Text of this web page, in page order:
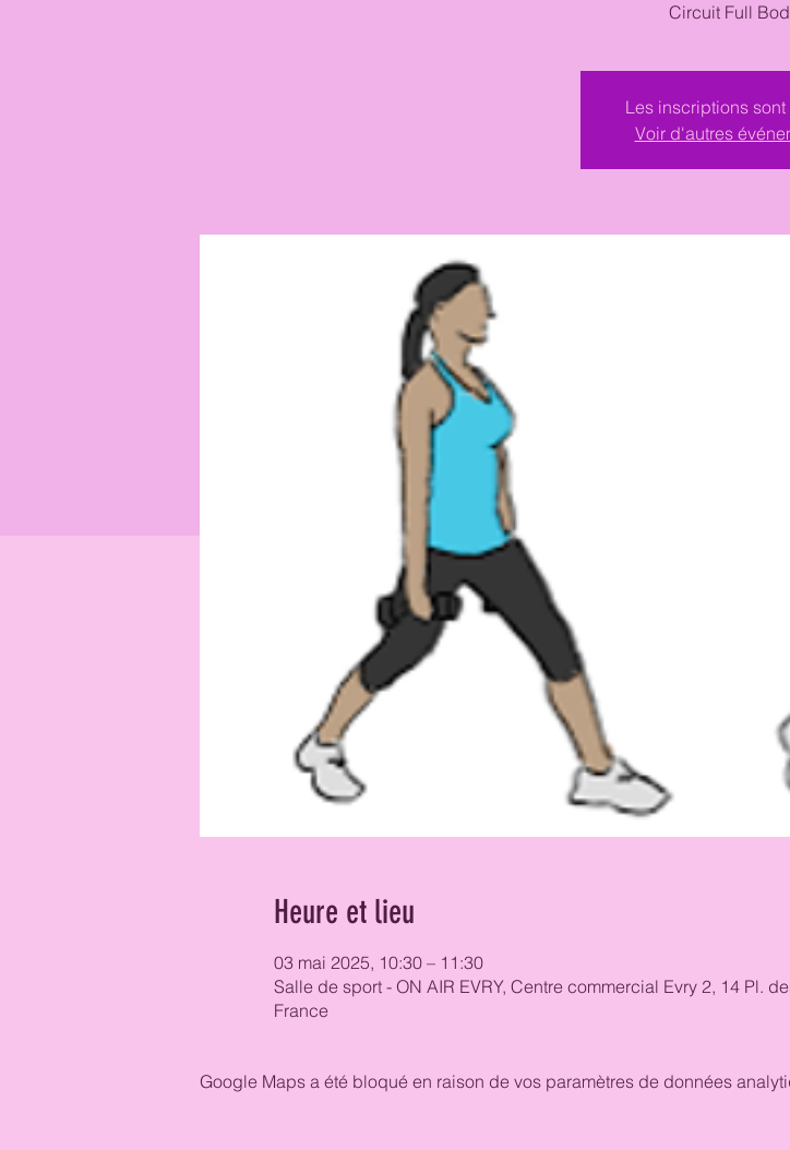
Circuit Full
Les inscriptions
Voir d'autres
Heure et lieu
03 mai 2025, 10:30 – 11:30
Salle de sport - ON AIR EVRY, Centre commercial Evry 2, 14 Pl.
France
Google Maps a été bloqué en raison de vos paramètres de données